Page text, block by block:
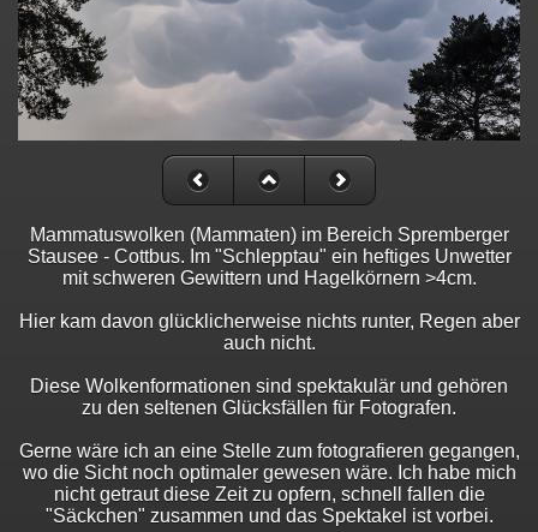
Mammatuswolken (Mammaten) im Bereich Spremberger
Stausee - Cottbus. Im "Schlepptau" ein heftiges Unwetter
mit schweren Gewittern und Hagelkörnern >4cm.
Hier kam davon glücklicherweise nichts runter, Regen aber
auch nicht.
Diese Wolkenformationen sind spektakulär und gehören
zu den seltenen Glücksfällen für Fotografen.
Gerne wäre ich an eine Stelle zum fotografieren gegangen,
wo die Sicht noch optimaler gewesen wäre. Ich habe mich
nicht getraut diese Zeit zu opfern, schnell fallen die
"Säckchen" zusammen und das Spektakel ist vorbei.